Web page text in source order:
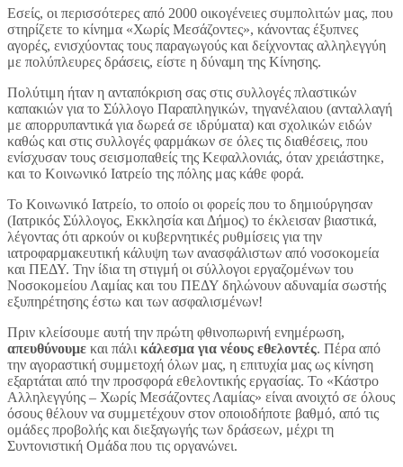
Εσείς, οι περισσότερες από 2000 οικογένειες συμπολιτών μας, που
στηρίζετε το κίνημα «Χωρίς Μεσάζοντες», κάνοντας έξυπνες
αγορές, ενισχύοντας τους παραγωγούς και δείχνοντας αλληλεγγύη
με πολύπλευρες δράσεις, είστε η δύναμη της Κίνησης.
Πολύτιμη ήταν η ανταπόκριση σας στις συλλογές πλαστικών
καπακιών για το Σύλλογο Παραπληγικών, τηγανέλαιου (ανταλλαγή
με απορρυπαντικά για δωρεά σε ιδρύματα) και σχολικών ειδών
καθώς και στις συλλογές φαρμάκων σε όλες τις διαθέσεις, που
ενίσχυσαν τους σεισμοπαθείς της Κεφαλλονιάς, όταν χρειάστηκε,
και το Κοινωνικό Ιατρείο της πόλης μας κάθε φορά.
Το Κοινωνικό Ιατρείο, το οποίο οι φορείς που το δημιούργησαν
(Ιατρικός Σύλλογος, Εκκλησία και Δήμος) το έκλεισαν βιαστικά,
λέγοντας ότι αρκούν οι κυβερνητικές ρυθμίσεις για την
ιατροφαρμακευτική κάλυψη των ανασφάλιστων από νοσοκομεία
και ΠΕΔΥ. Την ίδια τη στιγμή οι σύλλογοι εργαζομένων του
Νοσοκομείου Λαμίας και του ΠΕΔΥ δηλώνουν αδυναμία σωστής
εξυπηρέτησης έστω και των ασφαλισμένων!
Πριν κλείσουμε αυτή την πρώτη φθινοπωρινή ενημέρωση,
απευθύνουμε και πάλι κάλεσμα για νέους εθελοντές. Πέρα από
την αγοραστική συμμετοχή όλων μας, η επιτυχία μας ως κίνηση
εξαρτάται από την προσφορά εθελοντικής εργασίας. Το «Κάστρο
Αλληλεγγύης – Χωρίς Μεσάζοντες Λαμίας» είναι ανοιχτό σε όλους
όσους θέλουν να συμμετέχουν στον οποιοδήποτε βαθμό, από τις
ομάδες προβολής και διεξαγωγής των δράσεων, μέχρι τη
Συντονιστική Ομάδα που τις οργανώνει.